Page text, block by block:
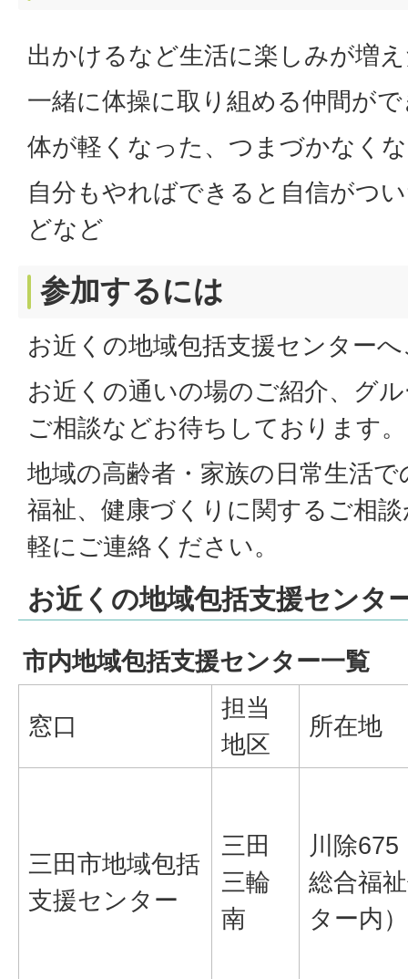
出かけるなど生活に楽しみが増
一緒に体操に取り組める仲間が
体が軽くなった、つまづかなく
自分もやればできると自信がつ
どなど
参加するには
お近くの地域包括支援センター
お近くの通いの場のご紹介、グ
ご相談などお待ちしております。
地域の高齢者・家族の日常生活
福祉、健康づくりに関するご相
軽にご連絡ください。
お近くの地域包括支援センタ
市内地域包括支援センター一覧
窓口
担当
地区
所在地
三田市地域包括
支援センター
三田
三輪
南
川除
総合福
ター内）